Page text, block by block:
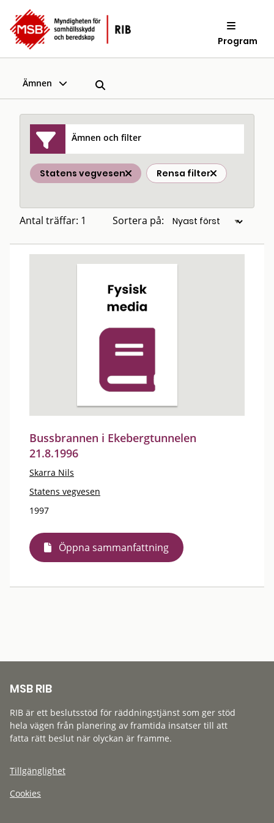
Program
Ämnen
Ämnen och filter
Statens vegvesen Rensa filter
Antal träffar: 1 Sortera på:
Bussbrannen i Ekebergtunnelen
21.8.1996
Skarra Nils
Statens vegvesen
1997
Öppna sammanfattning
MSB RIB
RIB är ett beslutsstöd för räddningstjänst som ger stöd
hela vägen från planering av framtida insatser till att
fatta rätt beslut när olyckan är framme.
Tillgänglighet
Cookies